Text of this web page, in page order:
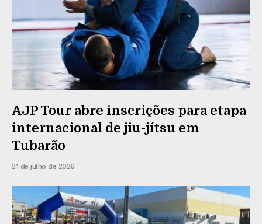
AJP Tour abre inscrições para etapa
internacional de jiu-jítsu em
Tubarão
21 de julho de 2026